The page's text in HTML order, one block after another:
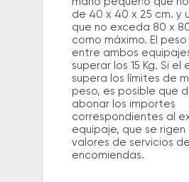
de 40 x 40 x 25 cm. y
que no exceda 80 x
como máximo. El
entre ambos
superar los 15 Kg. Si el
supera los límites de
peso, es posible que
abonar los importes
correspondientes al
equipaje, que se rigen
valores de servicios de
encomiendas.